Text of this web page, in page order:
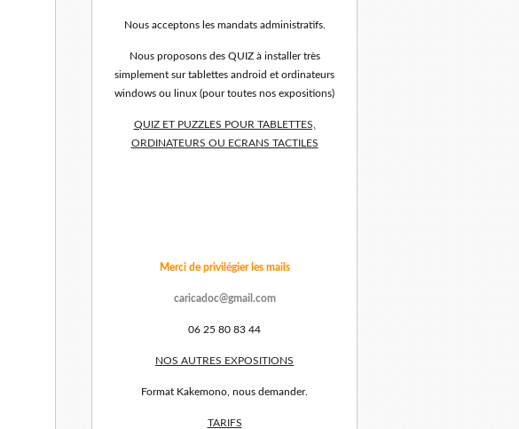
Nous acceptons les mandats administratifs.
Nous proposons des QUIZ à installer très
simplement sur tablettes android et ordinateurs
windows ou linux (pour toutes nos expositions)
QUIZ ET PUZZLES POUR TABLETTES,
ORDINATEURS OU ECRANS TACTILES
Merci de privilégier les mails
caricadoc@gmail.com
06 25 80 83 44
NOS AUTRES EXPOSITIONS
Format Kakemono, nous demander.
TARIFS